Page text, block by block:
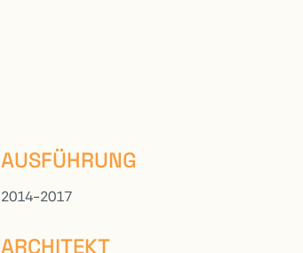
AUSFÜHRUNG
2014-2017
ARCHITEKT